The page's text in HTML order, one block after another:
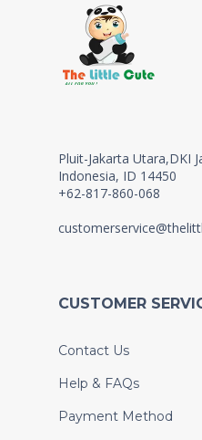
Pluit-Jakarta Utara,DKI
Indonesia, ID 14450
+62-817-860-068
CUSTOMER
Contact Us
Help & FAQs
Payment Method